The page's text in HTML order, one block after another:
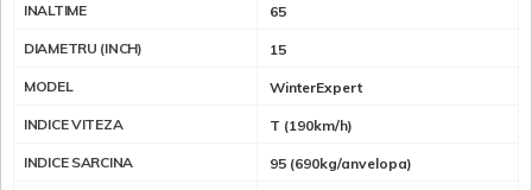
INALTIME 65
DIAMETRU (INCH) 15
MODEL WinterExpert
INDICE VITEZA T (190km/h)
INDICE SARCINA 95 (690kg/anvelopa)